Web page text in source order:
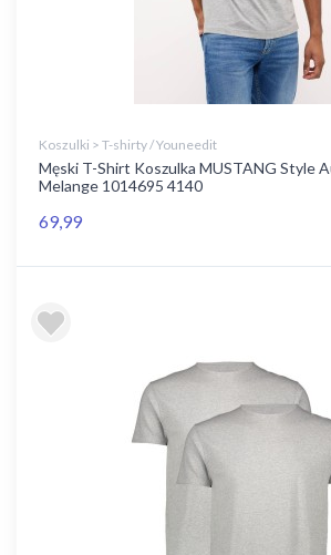
Koszulki > T-shirty / Youneedit
Męski T-Shirt Koszulka MUSTANG Style
Melange 1014695 4140
69,99